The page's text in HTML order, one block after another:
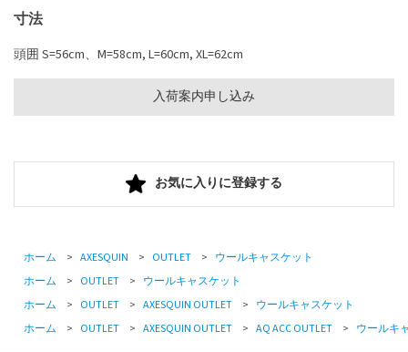
入荷案内申し込み
寸法
頭囲 S=56cm、M=58cm, L=60cm, XL=62cm
お気に入りに登録する
ホーム > AXESQUIN > OUTLET > ウールキャスケット
ホーム
> OUTLET > ウールキャスケット
ホーム
> OUTLET > AXESQUIN OUTLET > ウールキャスケット
ホーム
> OUTLET > AXESQUIN OUTLET > AQ ACC OUTLET > ウールキ